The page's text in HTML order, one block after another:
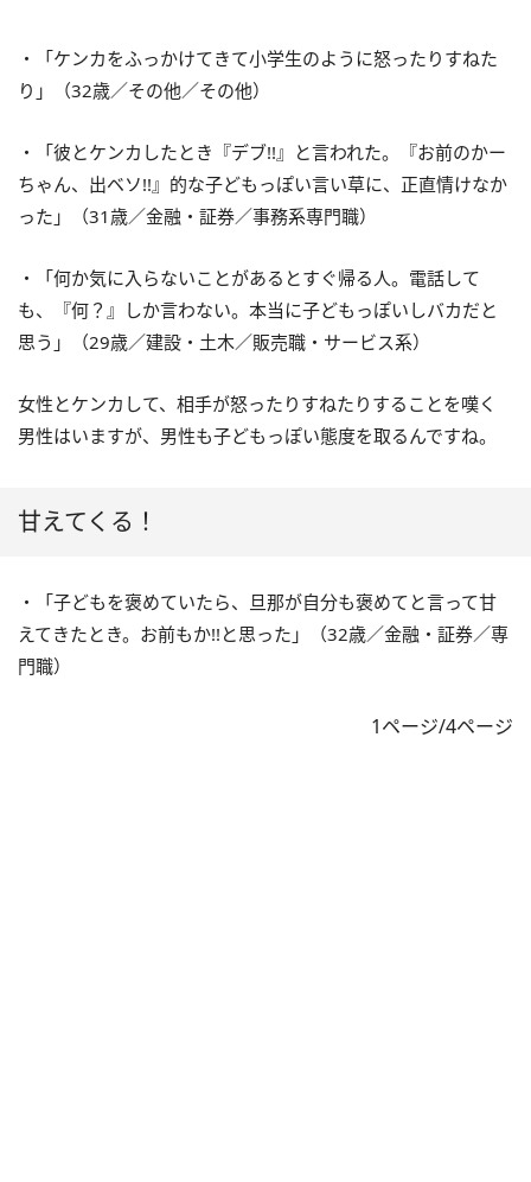
・「ケンカをふっかけてきて小学生のように怒ったりすねた
り」（32歳／その他／その他）
・「彼とケンカしたとき『デブ!!』と言われた。『お前のかー
ちゃん、出ベソ!!』的な子どもっぽい言い草に、正直情けなか
った」（31歳／金融・証券／事務系専門職）
・「何か気に入らないことがあるとすぐ帰る人。電話して
も、『何？』しか言わない。本当に子どもっぽいしバカだと
思う」（29歳／建設・土木／販売職・サービス系）
女性とケンカして、相手が怒ったりすねたりすることを嘆く
男性はいますが、男性も子どもっぽい態度を取るんですね。
甘えてくる！
・「子どもを褒めていたら、旦那が自分も褒めてと言って甘
えてきたとき。お前もか!!と思った」（32歳／金融・証券／専
門職）
1ページ/4ページ